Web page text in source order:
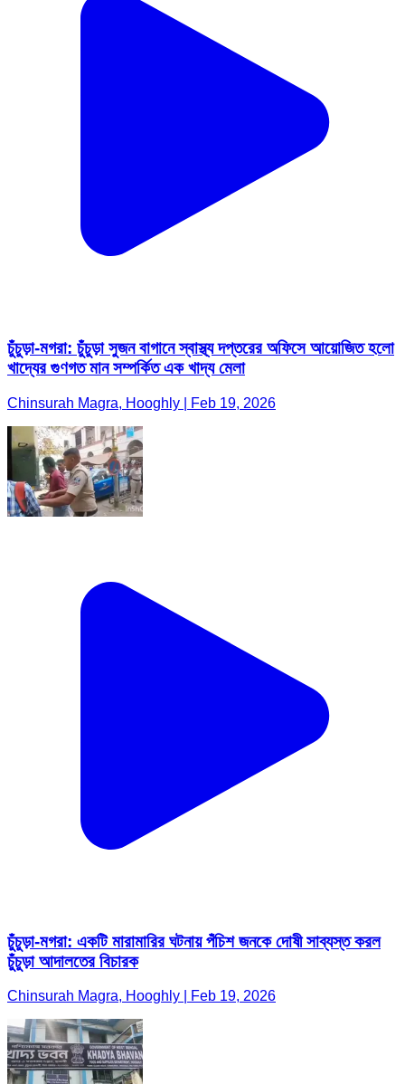
চুঁচুড়া-মগরা: চুঁচুড়া সুজন বাগানে স্বাস্থ্য দপ্তরের অফিসে আয়োজিত হলো
খাদ্যের গুণগত মান সম্পর্কিত এক খাদ্য মেলা
Chinsurah Magra, Hooghly | Feb 19, 2026
চুঁচুড়া-মগরা: একটি মারামারির ঘটনায় পঁচিশ জনকে দোষী সাব্যস্ত করল
চুঁচুড়া আদালতের বিচারক
Chinsurah Magra, Hooghly | Feb 19, 2026